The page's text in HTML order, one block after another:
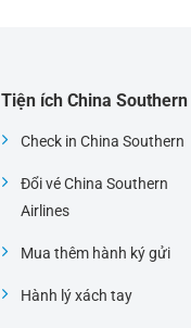
Tiện ích China Southern
Check in China Southern
Đổi vé China Southern
Airlines
Mua thêm hành ký gửi
Hành lý xách tay